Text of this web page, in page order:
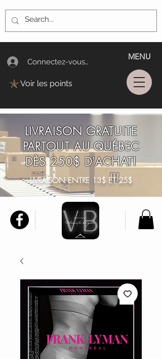
Connectez-vous/Log In
MENU
Voir les points
LIVRAISON GRATUITE
PARTOUT AU QUÉBEC
DÈS 250$ D'ACHAT!
LIVRAISON ENTRE 13$ ET 25$